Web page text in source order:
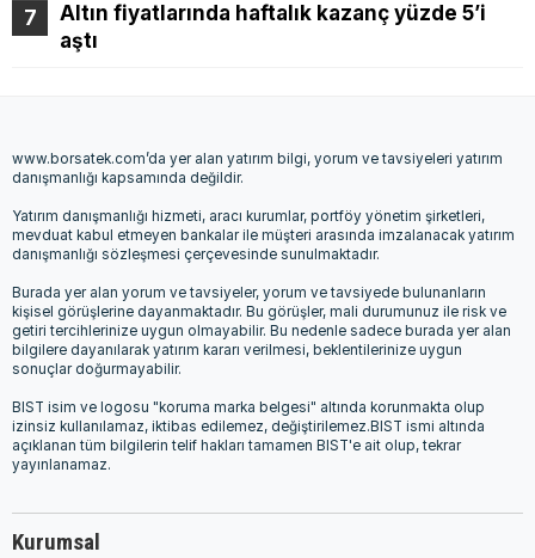
Altın fiyatlarında haftalık kazanç yüzde 5’i
aştı
www.borsatek.com’da yer alan yatırım bilgi, yorum ve tavsiyeleri yatırım
danışmanlığı kapsamında değildir.
Yatırım danışmanlığı hizmeti, aracı kurumlar, portföy yönetim şirketleri,
mevduat kabul etmeyen bankalar ile müşteri arasında imzalanacak yatırım
danışmanlığı sözleşmesi çerçevesinde sunulmaktadır.
Burada yer alan yorum ve tavsiyeler, yorum ve tavsiyede bulunanların
kişisel görüşlerine dayanmaktadır. Bu görüşler, mali durumunuz ile risk ve
getiri tercihlerinize uygun olmayabilir. Bu nedenle sadece burada yer alan
bilgilere dayanılarak yatırım kararı verilmesi, beklentilerinize uygun
sonuçlar doğurmayabilir.
BIST isim ve logosu "koruma marka belgesi" altında korunmakta olup
izinsiz kullanılamaz, iktibas edilemez, değiştirilemez.BIST ismi altında
açıklanan tüm bilgilerin telif hakları tamamen BIST'e ait olup, tekrar
yayınlanamaz.
Kurumsal